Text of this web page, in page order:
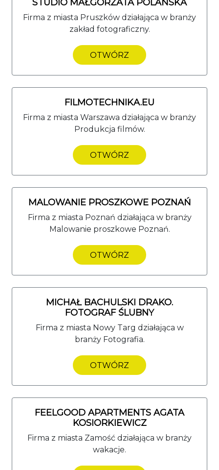
STUDIO MAŁGORZATA POLAŃSKA
Firma z miasta Pruszków działająca w branży
zakład fotograficzny.
OTWÓRZ
FILMOTECHNIKA.EU
Firma z miasta Warszawa działająca w branży
Produkcja filmów.
OTWÓRZ
MALOWANIE PROSZKOWE POZNAŃ
Firma z miasta Poznań działająca w branży
Malowanie proszkowe Poznań.
OTWÓRZ
MICHAŁ BACHULSKI DRAKO.
FOTOGRAF ŚLUBNY
Firma z miasta Nowy Targ działająca w
branży Fotografia.
OTWÓRZ
FEELGOOD APARTMENTS AGATA
KOSIORKIEWICZ
Firma z miasta Zamość działająca w branży
wakacje.